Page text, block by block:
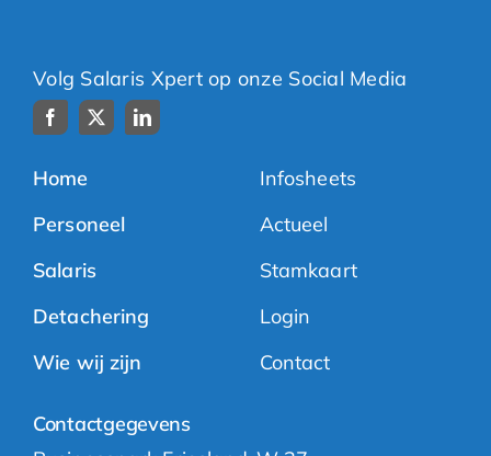
Volg Salaris Xpert op onze Social Media
Home
Personeel
Salaris
Detachering
Wie wij zijn
Infosheets
Actueel
Stamkaart
Login
Contact
Contactgegevens